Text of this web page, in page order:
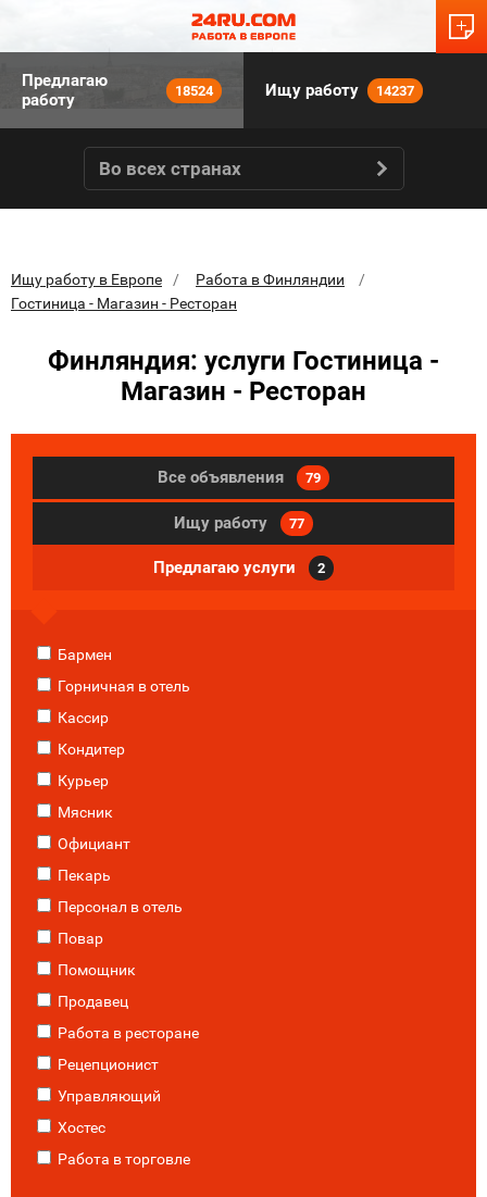
Предлагаю
работу
18524 Ищу работу 14237
Во всех странах
Ищу работу в Европе
Работа в Финляндии
Гостиница - Магазин - Ресторан
Финляндия: услуги Гостиница -
Магазин - Ресторан
Все объявления 79
Ищу работу 77
Предлагаю услуги 2
Бармен
Горничная в отель
Кассир
Кондитер
Курьер
Мясник
Официант
Пекарь
Персонал в отель
Повар
Помощник
Продавец
Работа в ресторане
Рецепционист
Управляющий
Хостес
Работа в торговле